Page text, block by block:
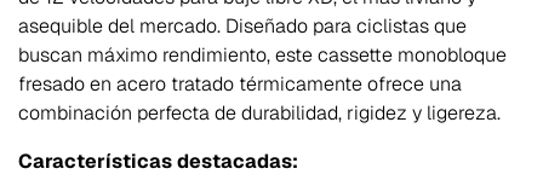
asequible del mercado. Diseñado para ciclistas que
buscan máximo rendimiento, este cassette monobloque
fresado en acero tratado térmicamente ofrece una
combinación perfecta de durabilidad, rigidez y ligereza.
Características destacadas: